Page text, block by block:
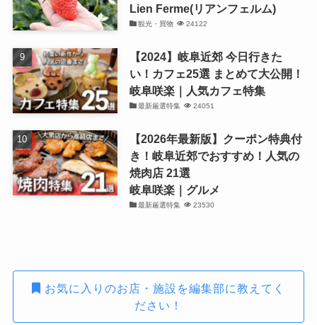
Lien Ferme(リアンフェルム)
観光・買物 24122
【2024】岐阜近郊 今日行きた
い！カフェ25選 まとめて大公開！
岐阜咲楽｜人気カフェ特集
最新厳選特集 24051
【2026年最新版】クーポン特典付
き！岐阜近郊でおすすめ！人気の
焼肉店 21選
岐阜咲楽｜グルメ
最新厳選特集 23530
お気に入りのお店・施設を編集部に教えてく
ださい！